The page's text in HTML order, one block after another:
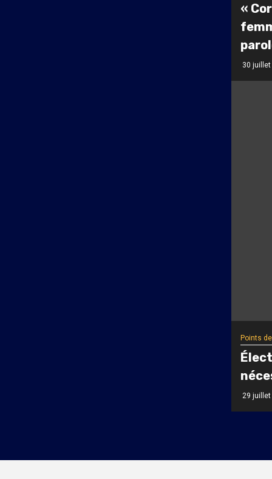
«
30 juillet
Points
29 juillet